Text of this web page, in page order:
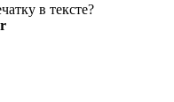
в тексте?